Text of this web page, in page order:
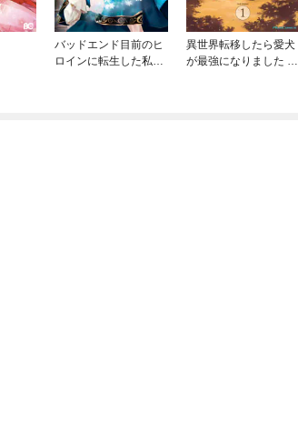
バッドエンド目前のヒ
ロインに転生した私、
異世界転移したら愛犬
が最強になりました ～